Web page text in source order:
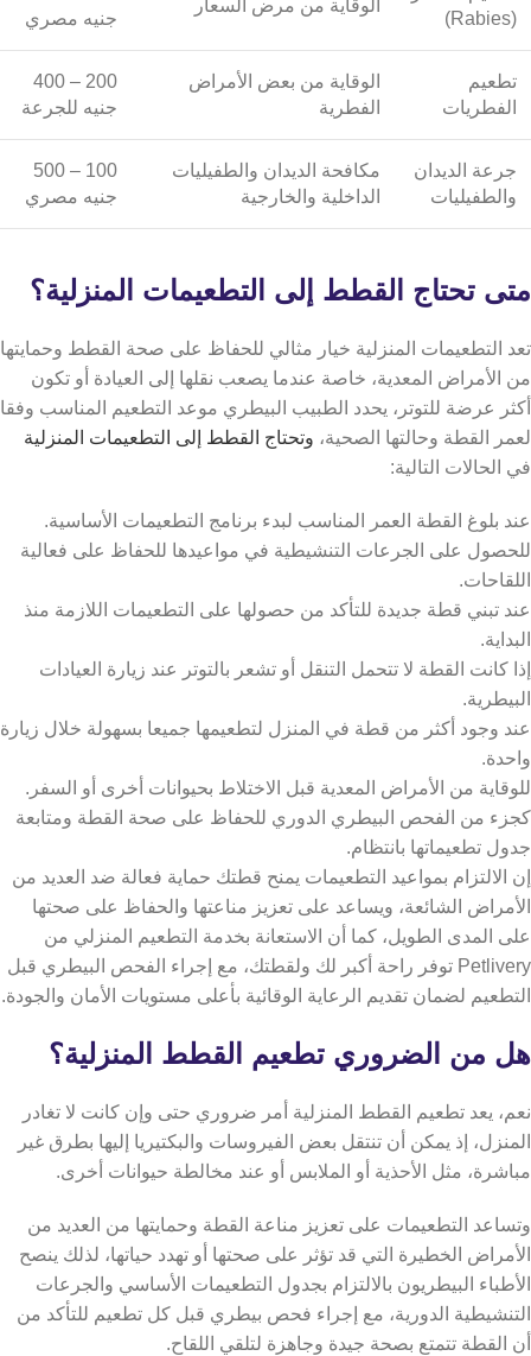
(Rabies)
الوقاية من مرض السعار
جنيه مصري
تطعيم
الفطريات
الوقاية من بعض الأمراض
الفطرية
200 – 400
جنيه للجرعة
جرعة الديدان
والطفيليات
مكافحة الديدان والطفيليات
الداخلية والخارجية
100 – 500
جنيه مصري
متى تحتاج القطط إلى التطعيمات المنزلية؟
تعد التطعيمات المنزلية خيار مثالي للحفاظ على صحة القطط وحمايتها
من الأمراض المعدية، خاصة عندما يصعب نقلها إلى العيادة أو تكون
أكثر عرضة للتوتر، يحدد الطبيب البيطري موعد التطعيم المناسب وفقا
لعمر القطة وحالتها الصحية، وتحتاج القطط إلى التطعيمات المنزلية
في الحالات التالية:
عند بلوغ القطة العمر المناسب لبدء برنامج التطعيمات الأساسية.
للحصول على الجرعات التنشيطية في مواعيدها للحفاظ على فعالية
اللقاحات.
عند تبني قطة جديدة للتأكد من حصولها على التطعيمات اللازمة منذ
البداية.
إذا كانت القطة لا تتحمل التنقل أو تشعر بالتوتر عند زيارة العيادات
البيطرية.
عند وجود أكثر من قطة في المنزل لتطعيمها جميعا بسهولة خلال زيارة
واحدة.
للوقاية من الأمراض المعدية قبل الاختلاط بحيوانات أخرى أو السفر.
كجزء من الفحص البيطري الدوري للحفاظ على صحة القطة ومتابعة
جدول تطعيماتها بانتظام.
إن الالتزام بمواعيد التطعيمات يمنح قطتك حماية فعالة ضد العديد من
الأمراض الشائعة، ويساعد على تعزيز مناعتها والحفاظ على صحتها
على المدى الطويل، كما أن الاستعانة بخدمة التطعيم المنزلي من
Petlivery توفر راحة أكبر لك ولقطتك، مع إجراء الفحص البيطري قبل
التطعيم لضمان تقديم الرعاية الوقائية بأعلى مستويات الأمان والجودة.
هل من الضروري تطعيم القطط المنزلية؟
نعم، يعد تطعيم القطط المنزلية أمر ضروري حتى وإن كانت لا تغادر
المنزل، إذ يمكن أن تنتقل بعض الفيروسات والبكتيريا إليها بطرق غير
مباشرة، مثل الأحذية أو الملابس أو عند مخالطة حيوانات أخرى.
وتساعد التطعيمات على تعزيز مناعة القطة وحمايتها من العديد من
الأمراض الخطيرة التي قد تؤثر على صحتها أو تهدد حياتها، لذلك ينصح
الأطباء البيطريون بالالتزام بجدول التطعيمات الأساسي والجرعات
التنشيطية الدورية، مع إجراء فحص بيطري قبل كل تطعيم للتأكد من
أن القطة تتمتع بصحة جيدة وجاهزة لتلقي اللقاح.